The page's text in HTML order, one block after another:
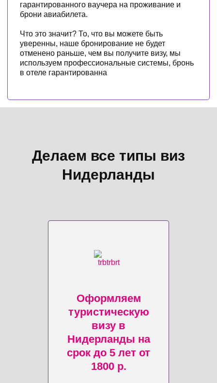
гарантированного ваучера на проживание и
брони авиабилета.
Что это значит? То, что вы можете быть
уверенны, наше бронирование не будет
отменено раньше, чем вы получите визу, мы
используем профессиональные системы, бронь
в отеле гарантированна
Делаем все типы виз
Нидерланды
Оформляем
туристическую
визу в
Нидерланды на
срок до 5 лет от
1800 р.